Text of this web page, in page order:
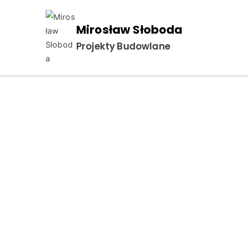
Mirosław Słoboda
Projekty Budowlane